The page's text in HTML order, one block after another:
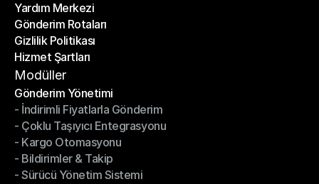
OTO Haberleri
Yardım Merkezi
Yardım Merkezi
Gönderim Rotaları
Gönderim Rotaları
Gizlilik Politikası
Gizlilik Politikası
Hizmet Şartları
Hizmet Şartları
Modüller
Gönderim Yönetimi
Gönderim Yönetimi
- İndirimli Fiyatlarla Gönderim
- İndirimli Fiyatlarla Gönderim
- Çoklu Taşıyıcı Entegrasyonu
- Çoklu Taşıyıcı Entegrasyonu
- Kargo Otomasyonu
- Kargo Otomasyonu
- Bildirimler & Takip
- Bildirimler & Takip
- Sürücü Yönetim Sistemi